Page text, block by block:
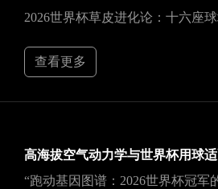
查看更多
“跑动基因图谱：2026世界杯冠军